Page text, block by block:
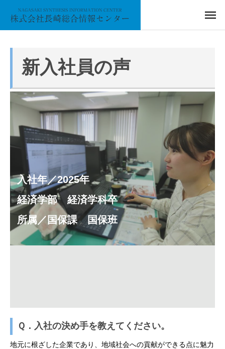
新入社員の声
入社年／2025年
経済学部 経済学科卒
所属／国保課 国保班
Ｑ．入社の決め手を教えてください。
地元に根ざした企業であり、地域社会への貢献ができる点に魅力